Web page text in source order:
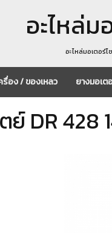
อะไหล่ม
อะไหล่มอเตอร์
รื่อง / ของเหลว ยางมอเต
DR 428